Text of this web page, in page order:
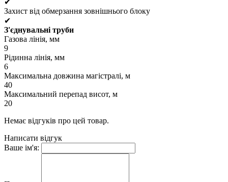
Захист від обмерзання зовнішнього блоку
✔
З'єднувальні труби
Газова лінія, мм
9
Рідинна лінія, мм
6
Максимальна довжина магістралі, м
40
Максимальний перепад висот, м
20
Немає відгуків про цей товар.
Написати відгук
Ваше ім'я: